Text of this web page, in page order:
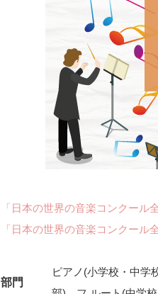
「日本の世界の音楽コンクール
「日本の世界の音楽コンクール
部門
ピアノ(小学校・中学